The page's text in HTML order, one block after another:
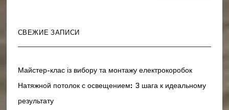
СВЕЖИЕ ЗАПИСИ
Майстер-клас із вибору та монтажу електрокоробок
Натяжной потолок с освещением: 3 шага к идеальному
результату